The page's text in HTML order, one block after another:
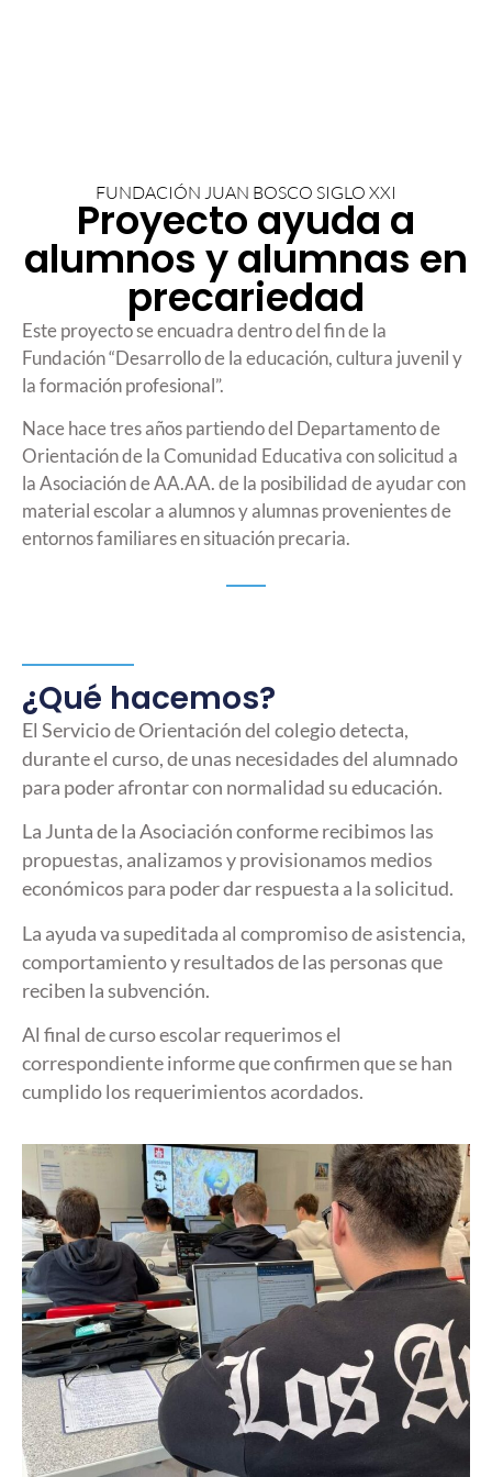
FUNDACIÓN JUAN BOSCO SIGLO XXI
Proyecto ayuda a
alumnos y alumnas en
precariedad
Este proyecto se encuadra dentro del fin de la
Fundación “Desarrollo de la educación, cultura juvenil y
la formación profesional”.
Nace hace tres años partiendo del Departamento de
Orientación de la Comunidad Educativa con solicitud a
la Asociación de AA.AA. de la posibilidad de ayudar con
material escolar a alumnos y alumnas provenientes de
entornos familiares en situación precaria.
¿Qué hacemos?
El Servicio de Orientación del colegio detecta,
durante el curso, de unas necesidades del alumnado
para poder afrontar con normalidad su educación.
La Junta de la Asociación conforme recibimos las
propuestas, analizamos y provisionamos medios
económicos para poder dar respuesta a la solicitud.
La ayuda va supeditada al compromiso de asistencia,
comportamiento y resultados de las personas que
reciben la subvención.
Al final de curso escolar requerimos el
correspondiente informe que confirmen que se han
cumplido los requerimientos acordados.